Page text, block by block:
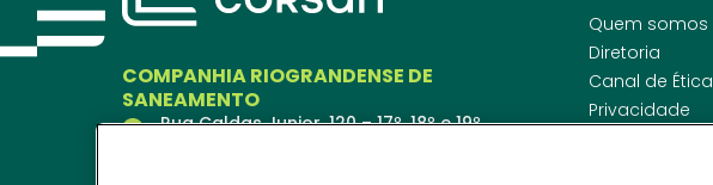
COMPANHIA RIOGRANDENSE DE
SANEAMENTO
Rua Caldas Junior, 120 – 17º, 18º e 19º
Quem somos
Diretoria
Canal de Ética
Privacidade